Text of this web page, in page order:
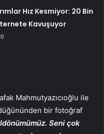
Hız Kesmiyor: 20 Bin
Kavuşuyor
Mahmutyazıcıoğlu ile
bir fotoğraf
Seni çok